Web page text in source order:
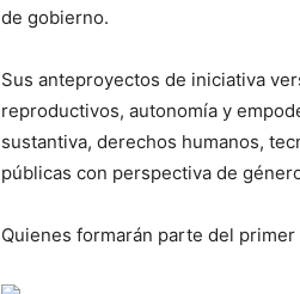
de gobierno.
Sus anteproyectos de iniciativa
reproductivos, autonomía y
sustantiva, derechos humanos,
públicas con perspectiva de
Quienes formarán parte del